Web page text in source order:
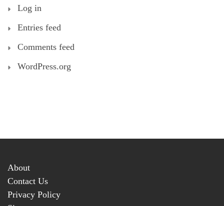
Log in
Entries feed
Comments feed
WordPress.org
About
Contact Us
Privacy Policy